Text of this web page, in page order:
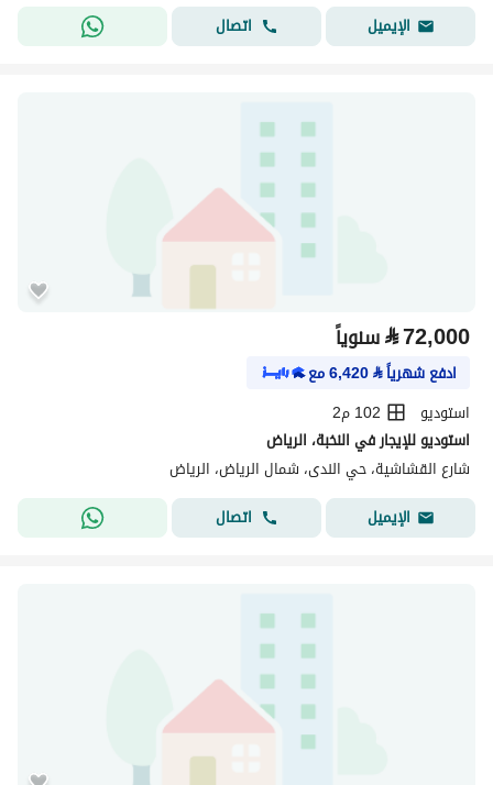
الإيميل
اتصال
⃁72,000 سنوياً
ادفع شهرياً⃁
6,420مع
استوديو
102 م2
استوديو للإيجار في النخبة، الرياض
شارع القشاشية، حي الندى، شمال الرياض، الرياض
الإيميل
اتصال